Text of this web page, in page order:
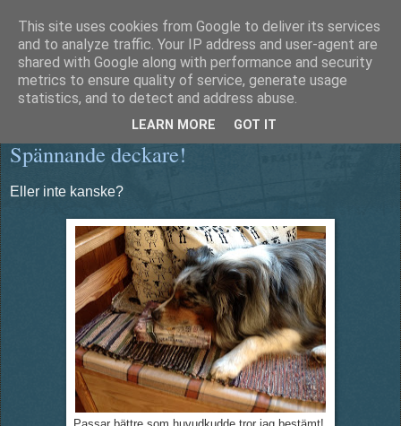
Äventyrshunden Diesel
Spännande deckare!
Eller inte kanske?
This site uses cookies from Google to deliver its services
and to analyze traffic. Your IP address and user-agent are
shared with Google along with performance and security
metrics to ensure quality of service, generate usage
statistics, and to detect and address abuse.
LEARN MORE GOT IT